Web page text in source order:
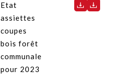
Etat
assiettes
coupes
bois forêt
communale
pour 2023